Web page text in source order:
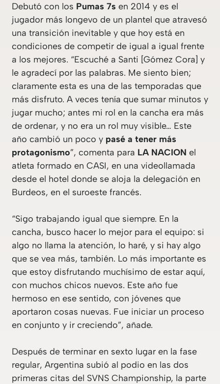
Debutó con los Pumas 7s en 2014 y es el
jugador más longevo de un plantel que atravesó
una transición inevitable y que hoy está en
condiciones de competir de igual a igual frente
a los mejores. “Escuché a Santi [Gómez Cora] y
le agradecí por las palabras. Me siento bien;
claramente esta es una de las temporadas que
más disfruto. A veces tenía que sumar minutos y
jugar mucho; antes mi rol en la cancha era más
de ordenar, y no era un rol muy visible… Este
año cambió un poco y pasé a tener más
protagonismo”, comenta para LA NACION el
atleta formado en CASI, en una videollamada
desde el hotel donde se aloja la delegación en
Burdeos, en el suroeste francés.
“Sigo trabajando igual que siempre. En la
cancha, busco hacer lo mejor para el equipo: si
algo no llama la atención, lo haré, y si hay algo
que se vea más, también. Lo más importante es
que estoy disfrutando muchísimo de estar aquí,
con muchos chicos nuevos. Este año fue
hermoso en ese sentido, con jóvenes que
aportaron cosas nuevas. Fue iniciar un proceso
en conjunto y ir creciendo”, añade.
Después de terminar en sexto lugar en la fase
regular, Argentina subió al podio en las dos
primeras citas del SVNS Championship, la parte